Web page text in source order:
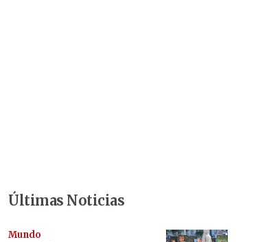
Últimas Noticias
Mundo